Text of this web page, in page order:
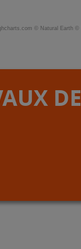
© Natural Earth ©
DE